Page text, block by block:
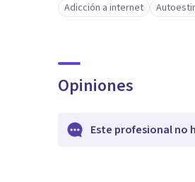
Adicción a internet
Opiniones
Este profesional no